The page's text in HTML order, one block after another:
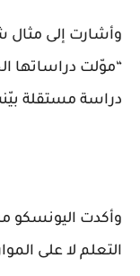
وأشارت إلى مثال
“موّلت دراساتها
دراسة مستقلة
وأكدت اليونسكو
التعلم لا على